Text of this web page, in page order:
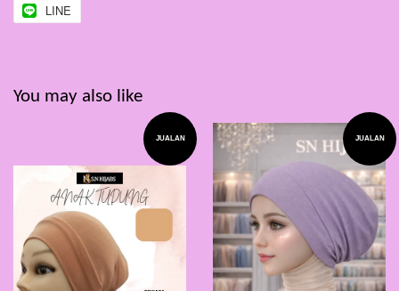
LINE
You may also like
JUALAN JUALAN